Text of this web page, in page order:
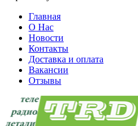
Главная
О Нас
Новости
Контакты
Доставка и оплата
Вакансии
Отзывы